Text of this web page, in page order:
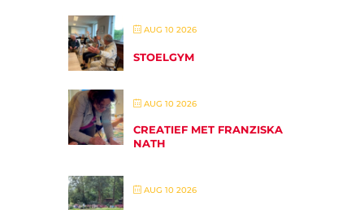
AUG 10 2026
STOELGYM
AUG 10 2026
CREATIEF MET FRANZISKA
NATH
AUG 10 2026